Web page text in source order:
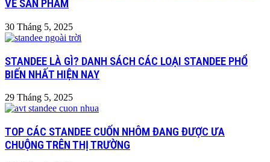
VỀ SẢN PHẨM
30 Tháng 5, 2025
STANDEE LÀ GÌ? DANH SÁCH CÁC LOẠI STANDEE PHỔ
BIẾN NHẤT HIỆN NAY
29 Tháng 5, 2025
TOP CÁC STANDEE CUỐN NHÔM ĐANG ĐƯỢC ƯA
CHUỘNG TRÊN THỊ TRƯỜNG